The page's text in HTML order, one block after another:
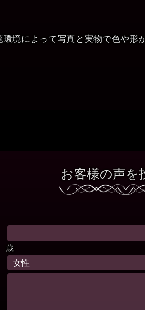
境によって写真と実物で色や形
お客様の声を
歳